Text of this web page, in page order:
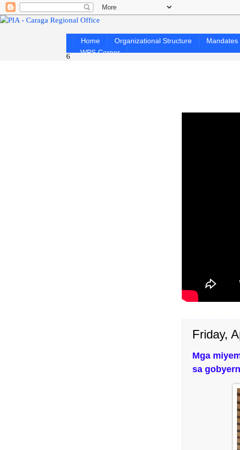
Home Organizational Structure Mandates
WPS Corner
6
Friday,
Mga
sa